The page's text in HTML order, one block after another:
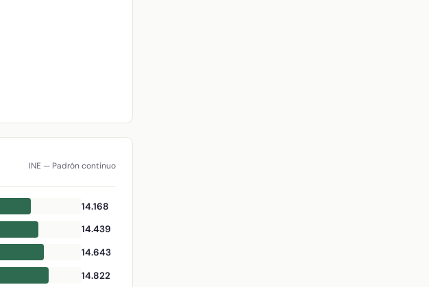
INE — Padrón continuo
14.168
14.439
14.643
14.822